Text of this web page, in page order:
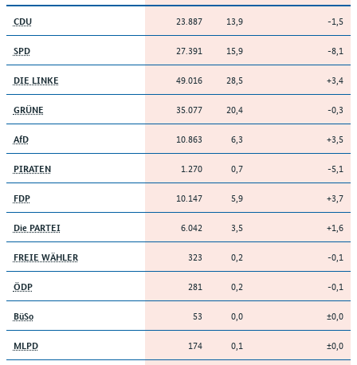
CDU 23.887 13,9 -1,5
SPD 27.391 15,9 -8,1
DIE LINKE 49.016 28,5 +3,4
GRÜNE 35.077 20,4 -0,3
AfD 10.863 6,3 +3,5
PIRATEN 1.270 0,7 -5,1
FDP 10.147 5,9 +3,7
Die PARTEI 6.042 3,5 +1,6
FREIE WÄHLER 323 0,2 -0,1
ÖDP 281 0,2 -0,1
BüSo 53 0,0 ±0,0
MLPD 174 0,1 ±0,0